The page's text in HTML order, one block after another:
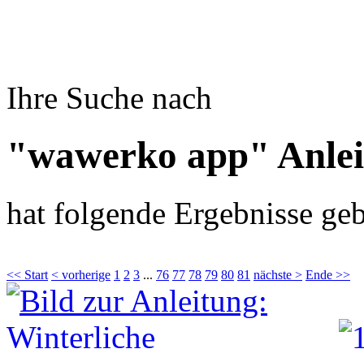
Ihre Suche nach
"wawerko app"
hat folgende Ergebnisse
<< Start < vorherige 1 2 3 ... 76 77 78 79 80 81 nächste > Ende >>